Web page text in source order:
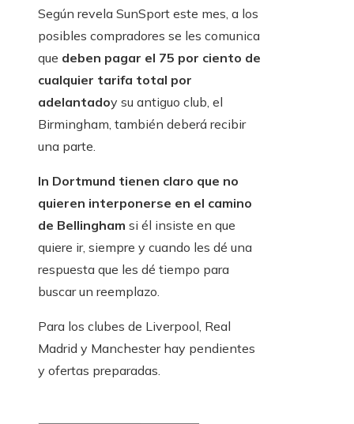
Según revela SunSport este mes, a los
posibles compradores se les comunica
que deben pagar el 75 por ciento de
cualquier tarifa total por
adelantadoy su antiguo club, el
Birmingham, también deberá recibir
una parte.
In Dortmund tienen claro que no
quieren interponerse en el camino
de Bellingham si él insiste en que
quiere ir, siempre y cuando les dé una
respuesta que les dé tiempo para
buscar un reemplazo.
Para los clubes de Liverpool, Real
Madrid y Manchester hay pendientes
y ofertas preparadas.